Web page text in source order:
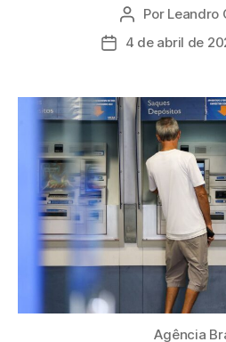
Autor
do
Por Leandro
Data4 de abril de
Agência